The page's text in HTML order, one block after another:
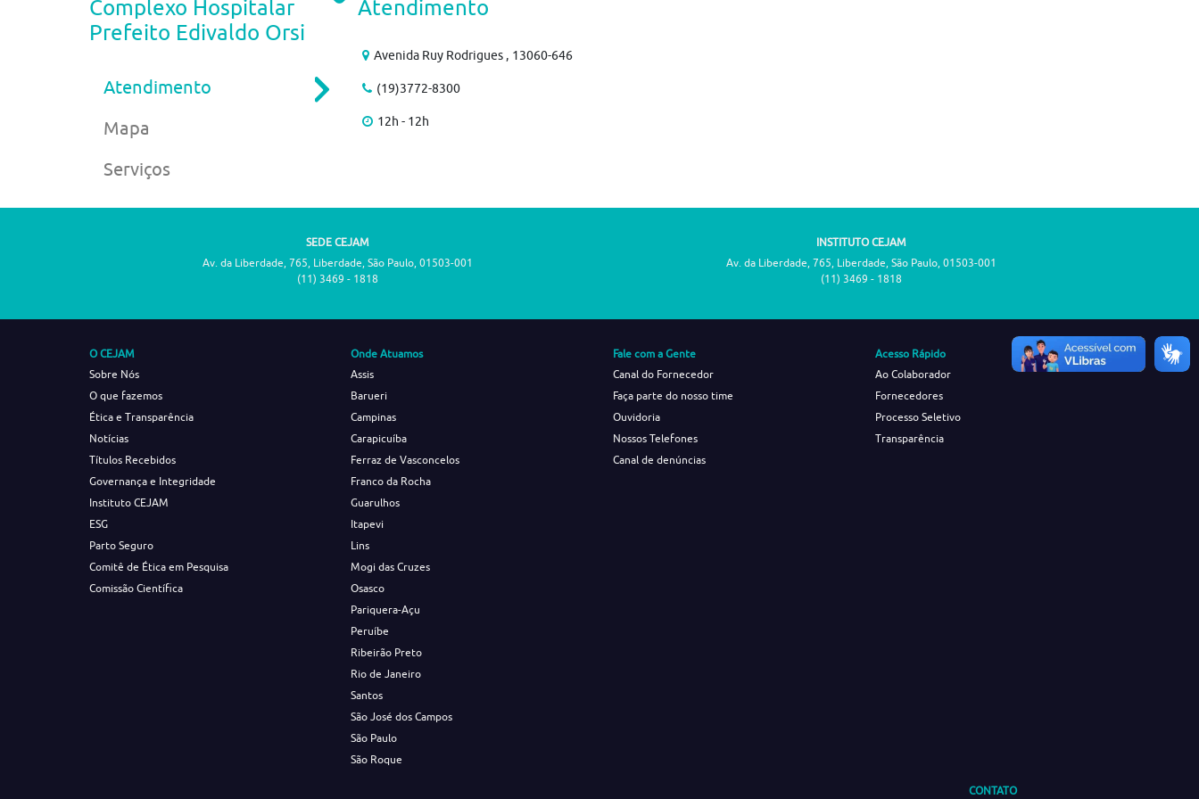
Complexo Hospitalar
Prefeito Edivaldo Orsi
Atendimento
Mapa
Serviços
Atendimento
Avenida Ruy Rodrigues , 13060-646
(19)3772-8300
12h - 12h
SEDE CEJAM
Av. da Liberdade, 765, Liberdade, São Paulo, 01503-001
(11) 3469 - 1818
INSTITUTO CEJAM
Av. da Liberdade, 765, Liberdade, São Paulo, 01503-001
(11) 3469 - 1818
O CEJAM
Sobre Nós
O que fazemos
Ética e Transparência
Notícias
Títulos Recebidos
Governança e Integridade
Instituto CEJAM
ESG
Parto Seguro
Comitê de Ética em Pesquisa
Comissão Científica
Onde Atuamos
Assis
Barueri
Campinas
Carapicuíba
Ferraz de Vasconcelos
Franco da Rocha
Guarulhos
Itapevi
Lins
Mogi das Cruzes
Osasco
Pariquera-Açu
Peruíbe
Ribeirão Preto
Rio de Janeiro
Santos
São José dos Campos
São Paulo
São Roque
Fale com a Gente
Canal do Fornecedor
Faça parte do nosso time
Ouvidoria
Nossos Telefones
Canal de denúncias
Acesso Rápido
Ao Colaborador
Fornecedores
Processo Seletivo
Transparência
CONTATO